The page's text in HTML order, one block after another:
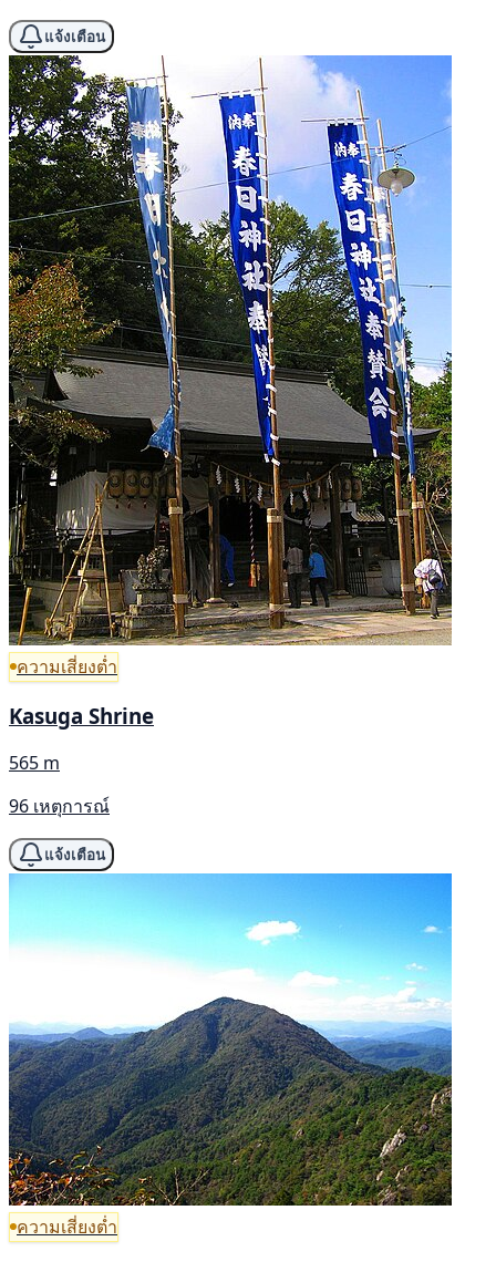
แจ้งเตือน
ความเสี่ยงต่ำ
Kasuga Shrine
565 m
96 เหตุการณ์
แจ้งเตือน
ความเสี่ยงต่ำ